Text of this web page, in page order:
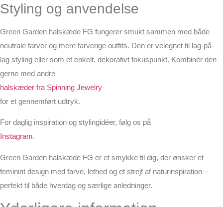
Styling og anvendelse
Green Garden halskæde FG fungerer smukt sammen med både
neutrale farver og mere farverige outfits. Den er velegnet til lag-på-
lag styling eller som et enkelt, dekorativt fokuspunkt. Kombinér den
gerne med andre
halskæder fra Spinning Jewelry
for et gennemført udtryk.
For daglig inspiration og stylingidéer, følg os på
Instagram.
Green Garden halskæde FG er et smykke til dig, der ønsker et
feminint design med farve, lethed og et strejf af naturinspiration –
perfekt til både hverdag og særlige anledninger.